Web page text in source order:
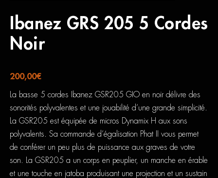
Ibanez GRS 205 5 Cordes
Noir
200,00€
La basse 5 cordes Ibanez GSR205 GIO en noir délivre des
sonorités polyvalentes et une jouabilité d’une grande simplicité.
La GSR205 est équipée de micros Dynamix H aux sons
polyvalents. Sa commande d’égalisation Phat II vous permet
de conférer un peu plus de puissance aux graves de votre
son. La GSR205 a un corps en peuplier, un manche en érable
et une touche en jatoba produisant une projection et un sustain